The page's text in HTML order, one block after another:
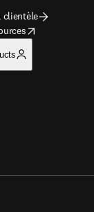
clientèle
window